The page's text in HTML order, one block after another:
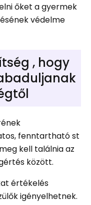
őket a gyermek
védelme
, hogy
fenntartható st
kell találnia az
között.
értékelés
igényelhetnek.